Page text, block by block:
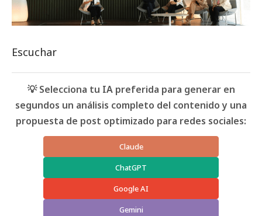
Escuchar
💡 Selecciona tu IA preferida para generar en
segundos un análisis completo del contenido y una
propuesta de post optimizado para redes sociales:
Claude
ChatGPT
Google AI
Gemini